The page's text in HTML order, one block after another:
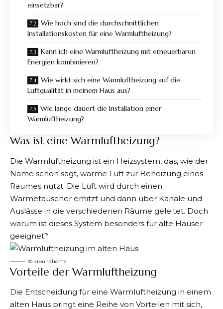
einsetzbar?
Wie hoch sind die durchschnittlichen
Installationskosten für eine Warmluftheizung?
Kann ich eine Warmluftheizung mit erneuerbaren
Energien kombinieren?
Wie wirkt sich eine Warmluftheizung auf die
Luftqualität in meinem Haus aus?
Wie lange dauert die Installation einer
Warmluftheizung?
Was ist eine Warmluftheizung?
Die Warmluftheizung ist ein Heizsystem, das, wie der
Name schon sagt, warme Luft zur Beheizung eines
Raumes nutzt. Die Luft wird durch einen
Wärmetauscher erhitzt und dann über Kanäle und
Auslässe in die verschiedenen Räume geleitet. Doch
warum ist dieses System besonders für alte Häuser
geeignet?
© aroundhome
Vorteile der Warmluftheizung
Die Entscheidung für eine Warmluftheizung in einem
alten Haus bringt eine Reihe von Vorteilen mit sich,